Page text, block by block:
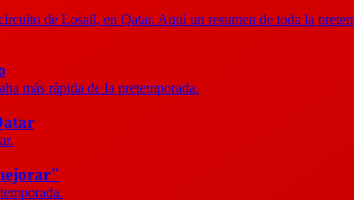
de Losail, en Qatar. Aquí un resumen de toda la
más rápida de la pretemporada.